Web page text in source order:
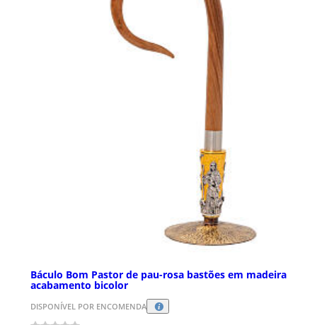
Báculo Bom Pastor de pau-rosa bastões em madeira
acabamento bicolor
DISPONÍVEL POR ENCOMENDA